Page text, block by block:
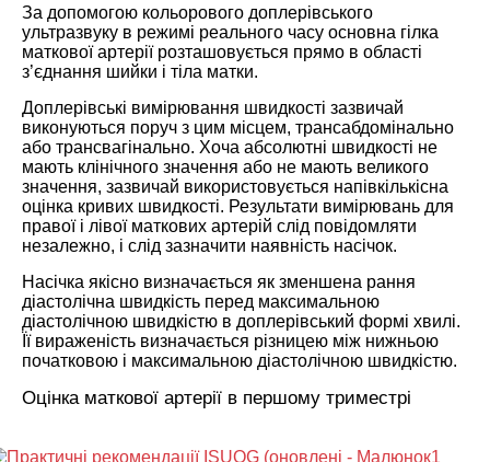
За допомогою кольорового доплерівського
ультразвуку в режимі реального часу основна гілка
маткової артерії розташовується прямо в області
з’єднання шийки і тіла матки.
Доплерівські вимірювання швидкості зазвичай
виконуються поруч з цим місцем, трансабдомінально
або трансвагінально. Хоча абсолютні швидкості не
мають клінічного значення або не мають великого
значення, зазвичай використовується напівкількісна
оцінка кривих швидкості. Результати вимірювань для
правої і лівої маткових артерій слід повідомляти
незалежно, і слід зазначити наявність насічок.
Насічка якісно визначається як зменшена рання
діастолічна швидкість перед максимальною
діастолічною швидкістю в доплерівський формі хвилі.
Її вираженість визначається різницею між нижньою
початковою і максимальною діастолічною швидкістю.
Оцінка маткової артерії в першому триместрі